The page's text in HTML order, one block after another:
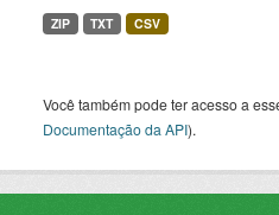
ZIP TXT CSV
Você também pode ter acesso a
Documentação da API).